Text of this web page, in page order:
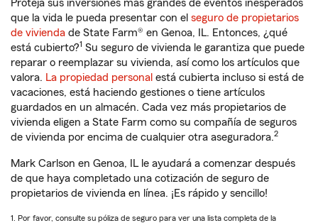
Proteja sus inversiones más grandes de eventos inesperados
que la vida le pueda presentar con el seguro de propietarios
de vivienda de State Farm® en Genoa, IL. Entonces, ¿qué
está cubierto?1 Su seguro de vivienda le garantiza que puede
reparar o reemplazar su vivienda, así como los artículos que
valora. La propiedad personal está cubierta incluso si está de
vacaciones, está haciendo gestiones o tiene artículos
guardados en un almacén. Cada vez más propietarios de
vivienda eligen a State Farm como su compañía de seguros
de vivienda por encima de cualquier otra aseguradora.2
Mark Carlson en Genoa, IL le ayudará a comenzar después
de que haya completado una cotización de seguro de
propietarios de vivienda en línea. ¡Es rápido y sencillo!
1. Por favor, consulte su póliza de seguro para ver una lista completa de la